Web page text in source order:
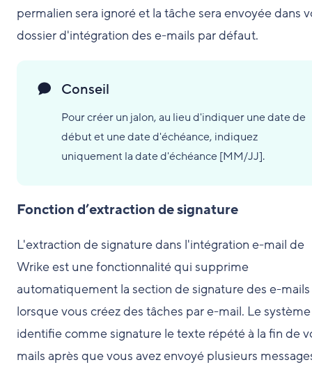
permalien sera ignoré et la tâche sera envoyée dans
dossier d'intégration des e-mails par défaut.
Conseil
Pour créer un jalon, au lieu d'indiquer une date de
début et une date d'échéance, indiquez
uniquement la date d'échéance [MM/JJ].
Fonction d’extraction de signature
L'extraction de signature dans l'intégration e-mail de
Wrike est une fonctionnalité qui supprime
automatiquement la section de signature des e-mails
lorsque vous créez des tâches par e-mail. Le système
identifie comme signature le texte répété à la fin de
mails après que vous avez envoyé plusieurs